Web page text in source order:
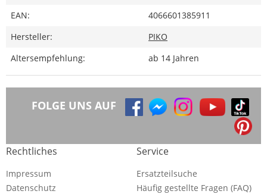
EAN:
4066601385911
Hersteller:
PIKO
Altersempfehlung:
ab 14 Jahren
FOLGE UNS AUF
Rechtliches
Impressum
Datenschutz
Service
Ersatzteilsuche
Häufig gestellte Fragen (FAQ)